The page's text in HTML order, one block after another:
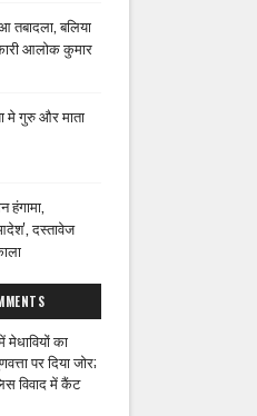
तबादला, बलिया
आलोक कुमार
गुरु और माता
हंगामा,
दस्तावेज
मेधावियों का
पर दिया जोर;
विवाद में कैंट